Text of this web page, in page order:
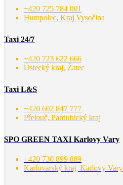
+420 725 784 001
Humpolec, Kraj Vysočina
Taxi 24/7
+420 723 622 666
Ústecký kraj, Žatec
Taxi L&S
+420 602 847 777
Přelouč, Pardubický kraj
SPO GREEN TAXI Karlovy Vary
+420 730 899 889
Karlovarský kraj, Karlovy Vary